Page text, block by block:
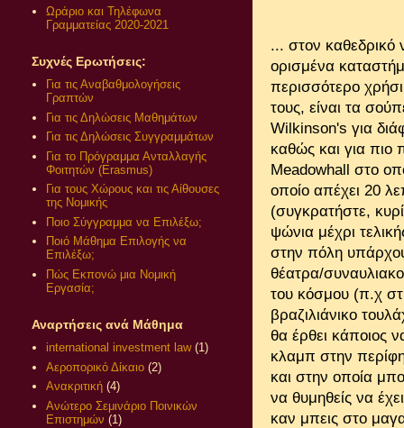
... στον
ορισμένα
περισσότερο
τους, είναι τα
Wilkinson's για
καθώς και για
Meadowhall στο
οποίο απέχει 20
(συγκρατήστε,
ψώνια μέχρι
στην πόλη
θέατρα/
του κόσμου (π.χ
βραζιλιάνικο
θα έρθει κάποιος
κλαμπ στην
και στην οποία
να θυμηθείς να
καν μπεις στο
Ωράριο και Τηλέφωνα
Γραμματείας 2020-2021
Συχνές Ερωτήσεις:
Για τις Αναβαθμολογήσεις
Γραπτών
Για τις Δηλώσεις Μαθημάτων
Για τις Δηλώσεις Συγγραμμάτων
Για το Πρόγραμμα Ανταλλαγής
Φοιτητών (Erasmus)
Για τους Χώρους και τις Αίθουσες
της Νομικής
Ποιο Σύγγραμμα να Επιλέξω;
Ποιό Μάθημα Επιλογής να
Επιλέξω;
Πώς Εκπονώ μια Νομική
Εργασία;
Αναρτήσεις ανά Μάθημα
international investment law (1)
Αεροπορικό Δίκαιο (2)
Ανακριτική (4)
Ανώτερο Σεμινάριο Ποινικών
Επιστημών (1)